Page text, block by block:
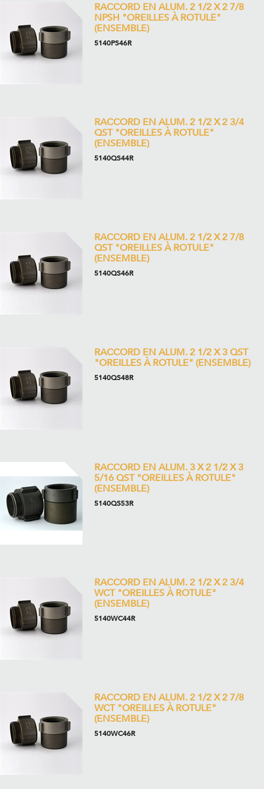
RACCORD EN ALUM. 2 1/2 X 2 7/8
NPSH "OREILLES À ROTULE"
(ENSEMBLE)
5140PS46R
RACCORD EN ALUM. 2 1/2 X 2 3/4
QST "OREILLES À ROTULE"
(ENSEMBLE)
5140QS44R
RACCORD EN ALUM. 2 1/2 X 2 7/8
QST "OREILLES À ROTULE"
(ENSEMBLE)
5140QS46R
RACCORD EN ALUM. 2 1/2 X 3 QST
"OREILLES À ROTULE" (ENSEMBLE)
5140QS48R
RACCORD EN ALUM. 3 X 2 1/2 X 3
5/16 QST "OREILLES À ROTULE"
(ENSEMBLE)
5140QS53R
RACCORD EN ALUM. 2 1/2 X 2 3/4
WCT "OREILLES À ROTULE"
(ENSEMBLE)
5140WC44R
RACCORD EN ALUM. 2 1/2 X 2 7/8
WCT "OREILLES À ROTULE"
(ENSEMBLE)
5140WC46R